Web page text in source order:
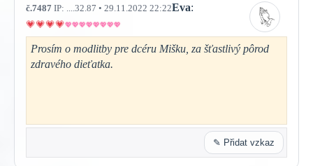
č.7487 IP: ....32.87 • 29.11.2022 22:22Eva:
Prosím o modlitby pre dcéru Mišku, za šťastlivý pôrod
zdravého dieťatka.
✎ Přidat vzkaz